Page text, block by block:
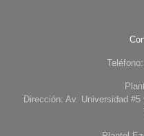
Teléfono:
Dirección: Av. Universidad